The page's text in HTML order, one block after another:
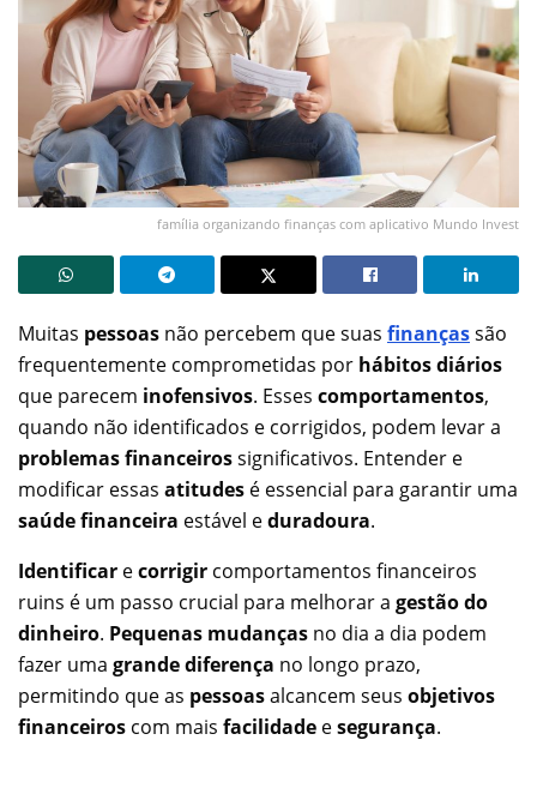
família organizando finanças com aplicativo Mundo Invest
Muitas pessoas não percebem que suas finançassão
frequentemente comprometidas por hábitos diários
que parecem inofensivos. Esses comportamentos,
quando não identificados e corrigidos, podem levar a
problemas financeirossignificativos. Entender e
modificar essas atitudes é essencial para garantir uma
saúde financeira estável eduradoura.
Identificar ecorrigir comportamentos financeiros
ruins é um passo crucial para melhorar a gestão do
dinheiro. Pequenas mudanças no dia a dia podem
fazer uma grande diferença no longo prazo,
permitindo que as pessoasalcancem seus objetivos
financeiros com mais facilidade esegurança.